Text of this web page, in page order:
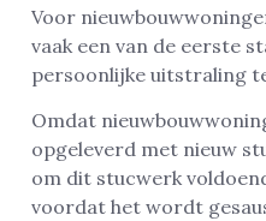
Voor
vaak een van de eerste
persoonlijke uitstraling
Omdat
opgeleverd met nieuw
om dit stucwerk
voordat het wordt